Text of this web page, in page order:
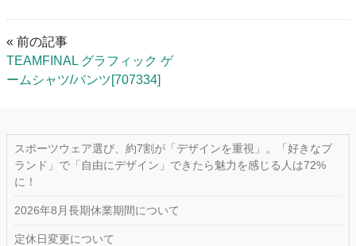
« 前の記事
TEAMFINAL グラフィック ゲ
ームシャツ/パンツ[707334]
スポーツウェア選び、約7割が「デザインを重視」。「好きなブ
ランド」で「自由にデザイン」できたら魅力を感じる人は72%
に！
2026年8月長期休業期間について
定休日変更について